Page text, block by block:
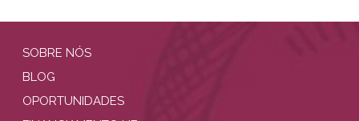
SOBRE NÓS
BLOG
OPORTUNIDADES